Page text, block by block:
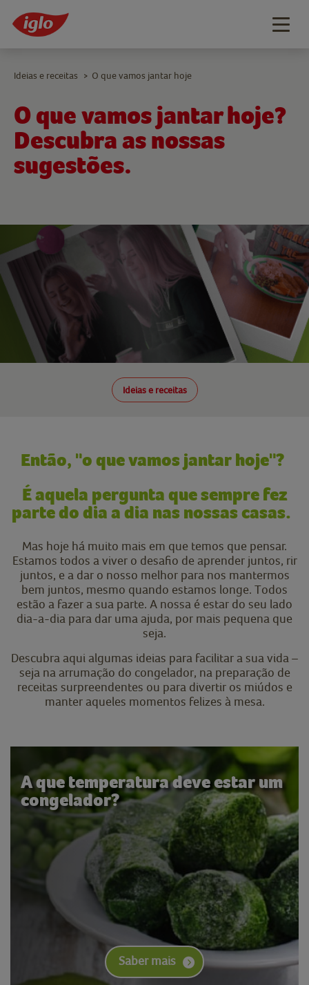
O que vamos jantar hoje?
Descubra as nossas
sugestões.
Ideias e receitas
Ideias e receitas > O que vamos jantar hoje
Então, "o que vamos jantar hoje"?
É aquela pergunta que sempre fez
parte do dia a dia nas nossas casas.
Mas hoje há muito mais em que temos que pensar.
Estamos todos a viver o desafio de aprender juntos, rir
juntos, e a dar o nosso melhor para nos mantermos
bem juntos, mesmo quando estamos longe. Todos
estão a fazer a sua parte. A nossa é estar do seu lado
dia-a-dia para dar uma ajuda, por mais pequena que
seja.
Descubra aqui algumas ideias para facilitar a sua vida –
seja na arrumação do congelador, na preparação de
receitas surpreendentes ou para divertir os miúdos e
manter aqueles momentos felizes à mesa.
A que temperatura deve estar um
congelador?
Saber mais